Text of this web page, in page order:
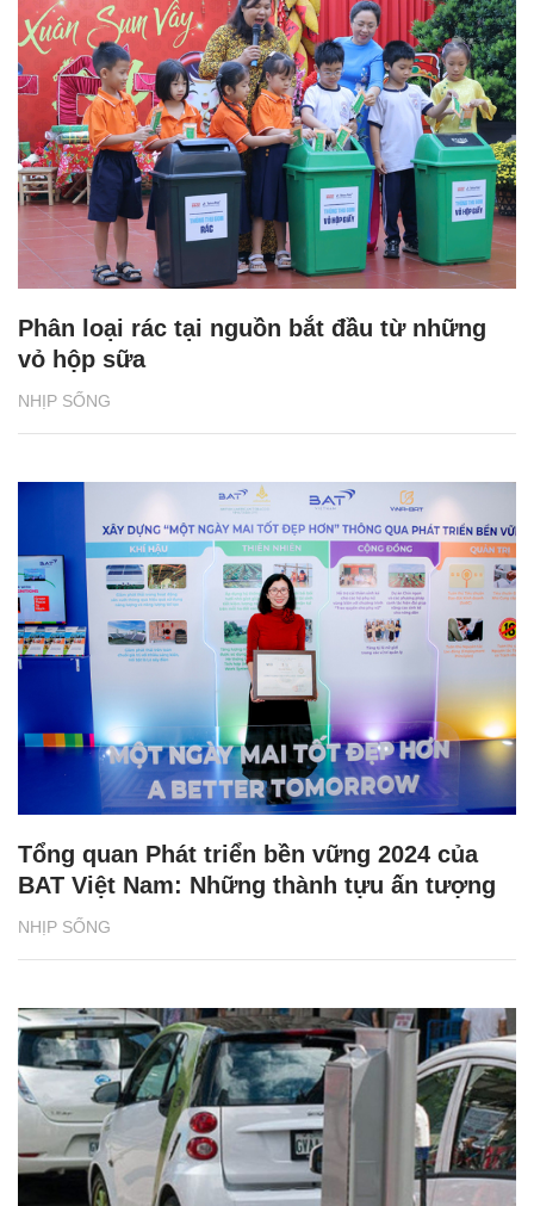
NHỊP SỐNG
Phân loại rác tại nguồn bắt đầu từ những
vỏ hộp sữa
NHỊP SỐNG
Tổng quan Phát triển bền vững 2024 của
BAT Việt Nam: Những thành tựu ấn tượng